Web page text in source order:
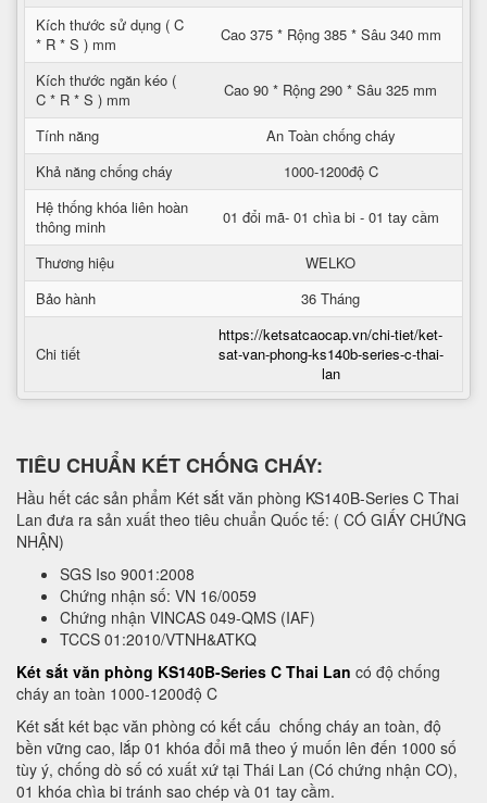
Kích thước sử dụng ( C
* R * S ) mm
Cao 375 * Rộng 385 * Sâu 340 mm
Kích thước ngăn kéo (
C * R * S ) mm
Cao 90 * Rộng 290 * Sâu 325 mm
Tính năng
An Toàn chống cháy
Khả năng chống cháy
1000-1200độ C
Hệ thống khóa liên hoàn
thông minh
01 đổi mã- 01 chìa bi - 01 tay cầm
Thương hiệu
WELKO
Bảo hành
36 Tháng
Chi tiết
https://ketsatcaocap.vn/chi-tiet/ket-
sat-van-phong-ks140b-series-c-thai-
lan
TIÊU CHUẨN KÉT CHỐNG CHÁY:
Hầu hết các sản phẩm Két sắt văn phòng KS140B-Series C Thai
Lan đưa ra sản xuất theo tiêu chuẩn Quốc tế: ( CÓ GIẤY CHỨNG
NHẬN)
SGS Iso 9001:2008
Chứng nhận số: VN 16/0059
Chứng nhận VINCAS 049-QMS (IAF)
TCCS 01:2010/VTNH&ATKQ
Két sắt văn phòng KS140B-Series C Thai Lan có độ chống
cháy an toàn 1000-1200độ C
Két sắt két bạc văn phòng có kết cấu chống cháy an toàn, độ
bền vững cao, lắp 01 khóa đổi mã theo ý muốn lên đến 1000 số
tùy ý, chống dò số có xuất xứ tại Thái Lan (Có chứng nhận CO),
01 khóa chìa bi tránh sao chép và 01 tay cầm.